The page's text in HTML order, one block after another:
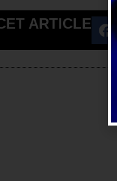
ARTICLE